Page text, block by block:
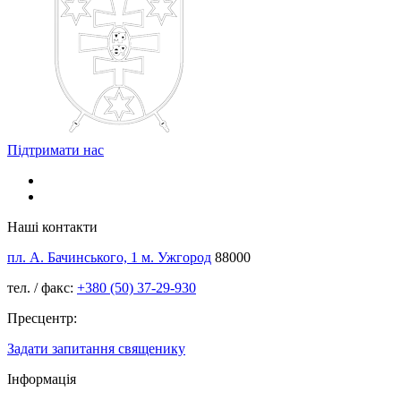
Підтримати нас
Наші контакти
пл. А. Бачинського, 1 м. Ужгород 88000
тел. / факс: +380 (50) 37-29-930
Пресцентр:
Задати запитання священику
Інформація